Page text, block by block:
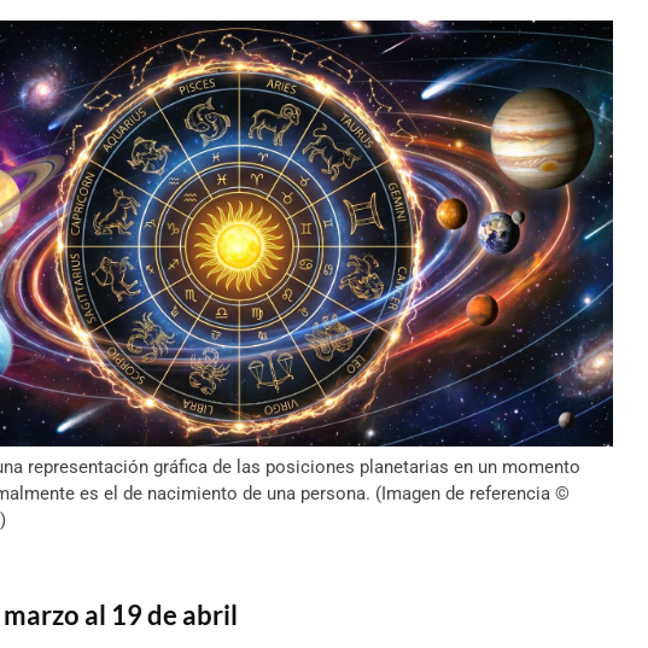
representación gráfica de las posiciones planetarias en un momento
es el de nacimiento de una persona. (Imagen de referencia ©
al 19 de abril